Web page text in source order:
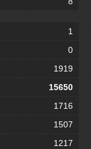
1
0
1919
15650
1716
1507
1217